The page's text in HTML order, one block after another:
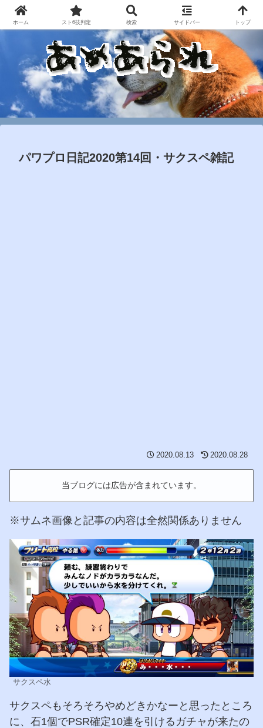
パワプロ日記2020第14回・サクスペ雑記
2020.08.13 2020.08.28
当ブログには広告が含まれています。
※サムネ画像と記事の内容は全然関係ありません
サクスペ水
サクスペもそろそろやめどきかなーと思ったところ
に、石1個でPSR確定10連を引けるガチャが来たの
ホーム スト6技判定 検索 サイドバー トップ